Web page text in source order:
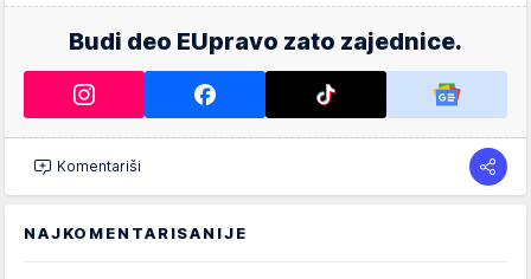
Budi deo EUpravo zato zajednice.
Komentariši
NAJKOMENTARISANIJE